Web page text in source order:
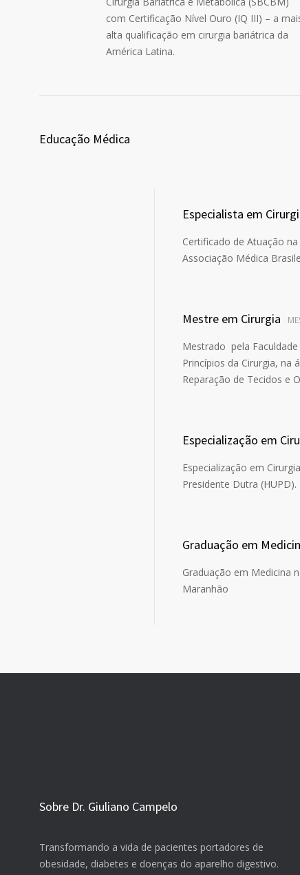
com Certificação Nível Ouro (IQ III) – a
alta qualificação em cirurgia bariátrica da
América Latina.
Educação Médica
Especialista em
Certificado de Atuação
Associação Médica
Mestre em Cirurgia
Mestrado pela Faculdade
Princípios da Cirurgia, na
Reparação de Tecidos e
Especialização em
Especialização em
Presidente Dutra (HUPD).
Graduação em
Graduação em Medicina
Maranhão
Sobre Dr. Giuliano Campelo
Transformando a vida de pacientes portadores de
obesidade, diabetes e doenças do aparelho digestivo.